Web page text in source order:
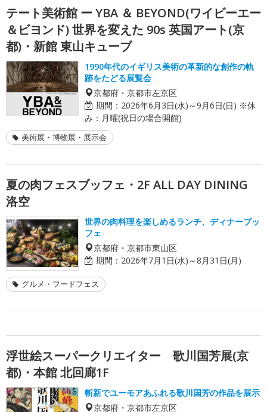
テート美術館 ー YBA ＆ BEYOND(ワイビーエー
＆ビヨンド) 世界を変えた 90s 英国アート(京
都)・新館 東山キューブ
1990年代のイギリス美術の革新的な創作の軌
跡をたどる展覧会
京都府・京都市左京区
期間： 2026年6月3日(水)～9月6日(日) ※休
み：月曜(祝日の場合開館)
美術展・博物展・展示会
夏の肉フェスブッフェ・2F ALL DAY DINING
洛空
世界の肉料理を楽しめるランチ、ディナーブッ
フェ
京都府・京都市東山区
期間： 2026年7月1日(水)～8月31日(月)
グルメ・フードフェス
浮世絵スーパークリエイター 歌川国芳展(京
都)・本館 北回廊1F
斬新でユーモアあふれる歌川国芳の作品を展示
京都府・京都市左京区